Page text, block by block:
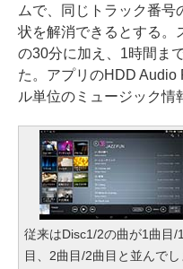
ムで、同じトラック番号
状を解消できるとする。
の30分に加え、1時間ま
た。アプリのHDD Audio
ル単位のミュージック情
従来はDisc1/2の曲が1曲目/
目、2曲目/2曲目と並んでし